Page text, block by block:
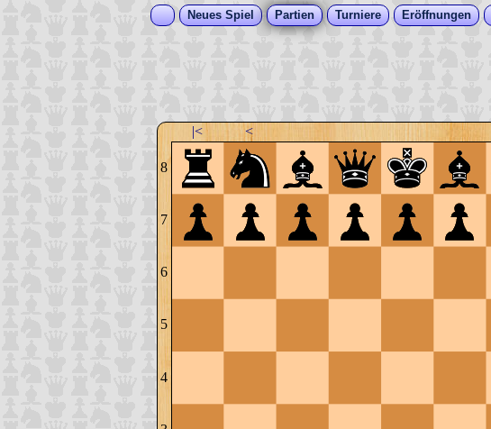
Neues Spiel Partien Turniere Eröffnungen
|< <
8
7
6
5
4